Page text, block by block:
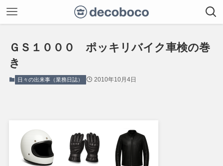
ＧＳ１０００ ポッキリバイク車検の巻
き
日々の出来事（業務日誌） 2010年10月4日